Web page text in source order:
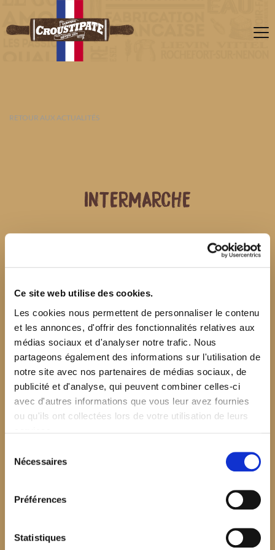
Ce site web utilise des cookies.
Les cookies nous permettent de personnaliser le contenu
et les annonces, d'offrir des fonctionnalités relatives aux
médias sociaux et d'analyser notre trafic. Nous
partageons également des informations sur l'utilisation de
notre site avec nos partenaires de médias sociaux, de
publicité et d'analyse, qui peuvent combiner celles-ci
avec d'autres informations que vous leur avez fournies
ou qu'ils ont collectées lors de votre utilisation de leurs
Nécessaires
Préférences
Statistiques
RETOUR AUX ACTUALITÉS
INTERMARCHE